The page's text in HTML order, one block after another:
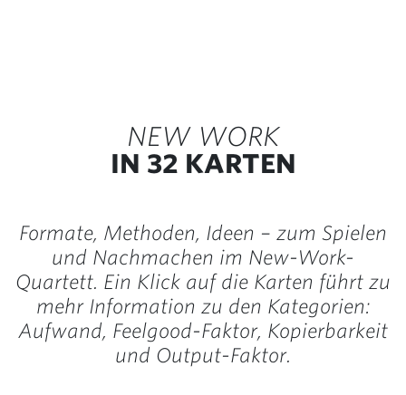
NEW WORK
IN 32 KARTEN
Formate, Methoden, Ideen – zum Spielen
und Nachmachen im New-Work-
Quartett. Ein Klick auf die Karten führt zu
mehr Information zu den Kategorien:
Aufwand, Feelgood-Faktor, Kopierbarkeit
und Output-Faktor.